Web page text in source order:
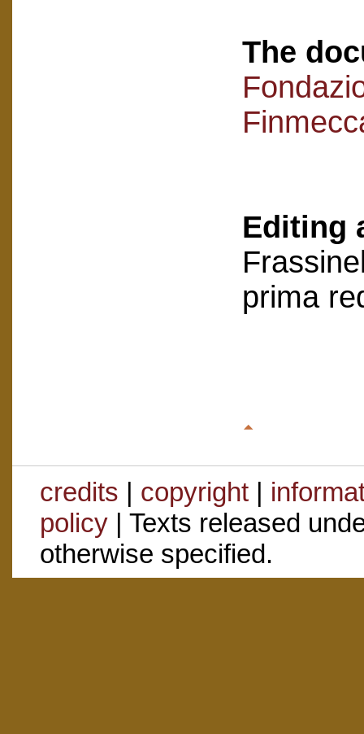
The
Editing
prima
credits | copyright|
policy| Texts released
otherwise specified.